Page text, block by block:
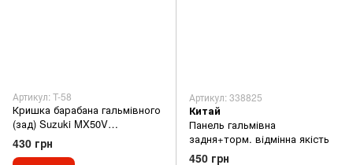
Артикул: T-58
Кришка барабана гальмівного
(зад) Suzuki MX50V
(+колодки)
430 грн
Артикул: 338825
Китай
Панель гальмівна
задня+торм. відмінна якість
450 грн